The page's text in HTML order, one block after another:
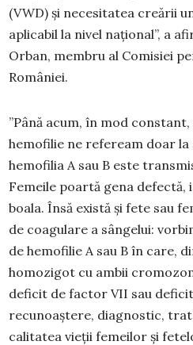
(VWD) și necesitatea creării
aplicabil la nivel național”, a
Orban, membru al Comisiei
României.
”Până acum, în mod
hemofilie ne refeream doar la
hemofilia A sau B este
Femeile poartă gena defectă,
boala. Însă există și fete sau
de coagulare a sângelui:
de hemofilie A sau B în care,
homozigot cu ambii
deficit de factor VII sau
recunoaștere, diagnostic,
calitatea vieții femeilor și